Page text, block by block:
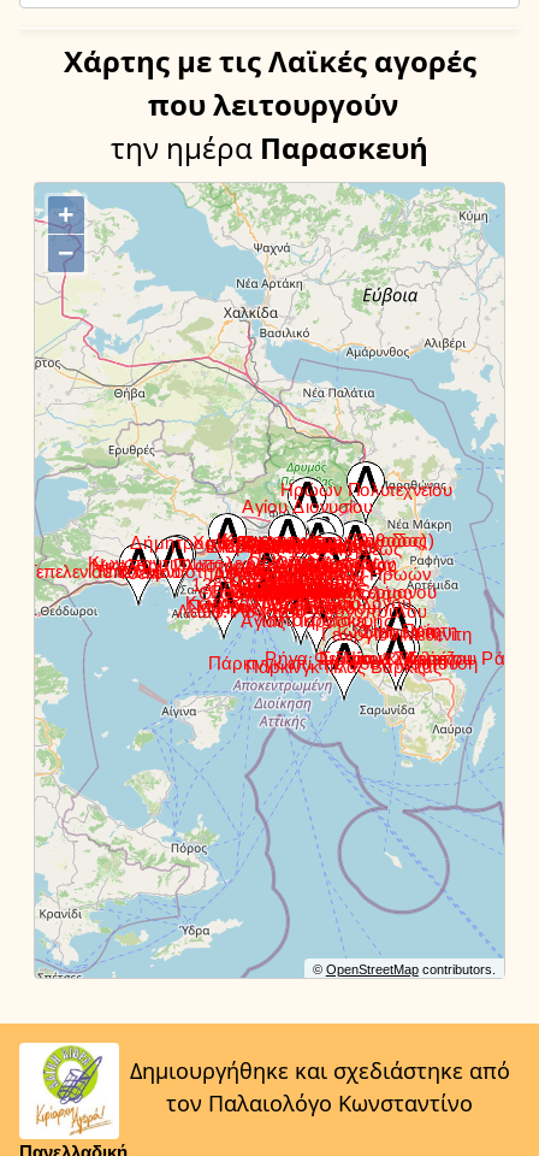
Χάρτης με τις Λαϊκές αγορές
που λειτουργούν
την ημέρα Παρασκευή
+
−
© OpenStreetMapcontributors.
Πανελλαδική
Δημιουργήθηκε και σχεδιάστηκε από
τον Παλαιολόγο Κωνσταντίνο